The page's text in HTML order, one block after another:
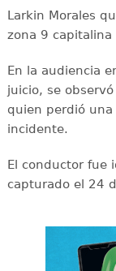
Larkin Morales
zona 9
En la audiencia
juicio, se
quien perdió
incidente.
El conductor fue
capturado el 24